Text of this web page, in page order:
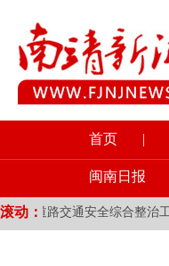
首页 |
闽南日报
滚动：
道路交通安全综合整治工作会